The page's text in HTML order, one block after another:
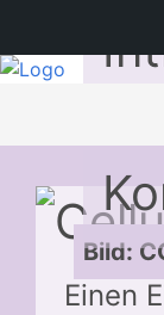
Bild:
Einen